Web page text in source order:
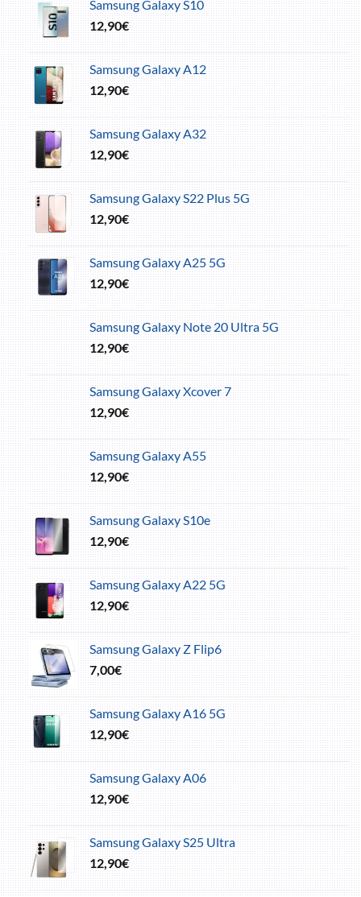
Samsung Galaxy S10
12,90€
Samsung Galaxy A12
12,90€
Samsung Galaxy A32
12,90€
Samsung Galaxy S22 Plus 5G
12,90€
Samsung Galaxy A25 5G
12,90€
Samsung Galaxy Note 20 Ultra 5G
12,90€
Samsung Galaxy Xcover 7
12,90€
Samsung Galaxy A55
12,90€
Samsung Galaxy S10e
12,90€
Samsung Galaxy A22 5G
12,90€
Samsung Galaxy Z Flip6
7,00€
Samsung Galaxy A16 5G
12,90€
Samsung Galaxy A06
12,90€
Samsung Galaxy S25 Ultra
12,90€